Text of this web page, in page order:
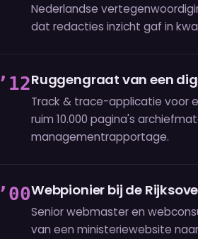
Nederlandse
dat redacties inzicht gaf in
’12Ruggengraat van een
Track & trace-applicatie voor
ruim 10.000 pagina's
managementrapportage.
’00Webpionier bij de
Senior webmaster en
van een ministeriewebsite